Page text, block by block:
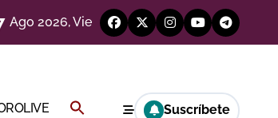
Ago 2026, Vie
Buscar: Suscríbete